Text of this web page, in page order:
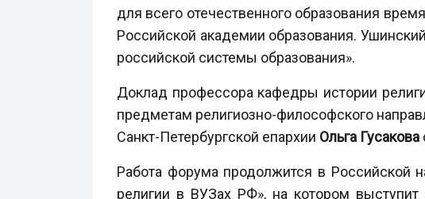
для всего отечественного образования
Российской академии образования.
российской системы образования».
Доклад профессора кафедры истории
предметам религиозно-философского
Санкт-Петербургской епархии Ольга Гусакова
Работа форума продолжится в Российской
религии в ВУЗах РФ», на котором